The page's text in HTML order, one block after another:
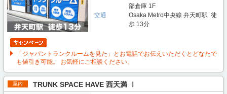
部倉庫 1F
交通
Osaka Metro中央線 弁天町駅 徒
歩 13分
「ジャパントランクルームを見た」とお電話でお伝えいただくとどなたで
も値引き可能。 お気軽にご相談ください。
屋内 TRUNK SPACE HAVE 西天満 Ⅰ